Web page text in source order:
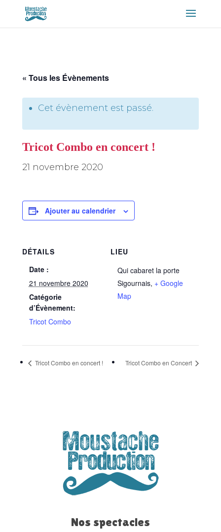
« Tous les Évènements
Cet évènement est passé.
Tricot Combo en concert !
21 novembre 2020
Ajouter au calendrier
DÉTAILS
Date :
21 novembre 2020
Catégorie
d’Évènement:
Tricot Combo
LIEU
Qui cabaret la porte
Sigournais, + Google
Map
Tricot Combo en concert ! Tricot Combo en Concert
Nos spectacles